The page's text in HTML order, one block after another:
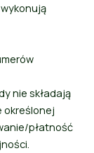
nie składają
określonej
płatność